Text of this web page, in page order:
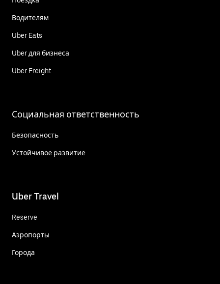
Водителям
Uber Eats
Uber для бизнеса
Uber Freight
Социальная ответственность
Безопасность
Устойчивое развитие
Uber Travel
Reserve
Аэропорты
Города